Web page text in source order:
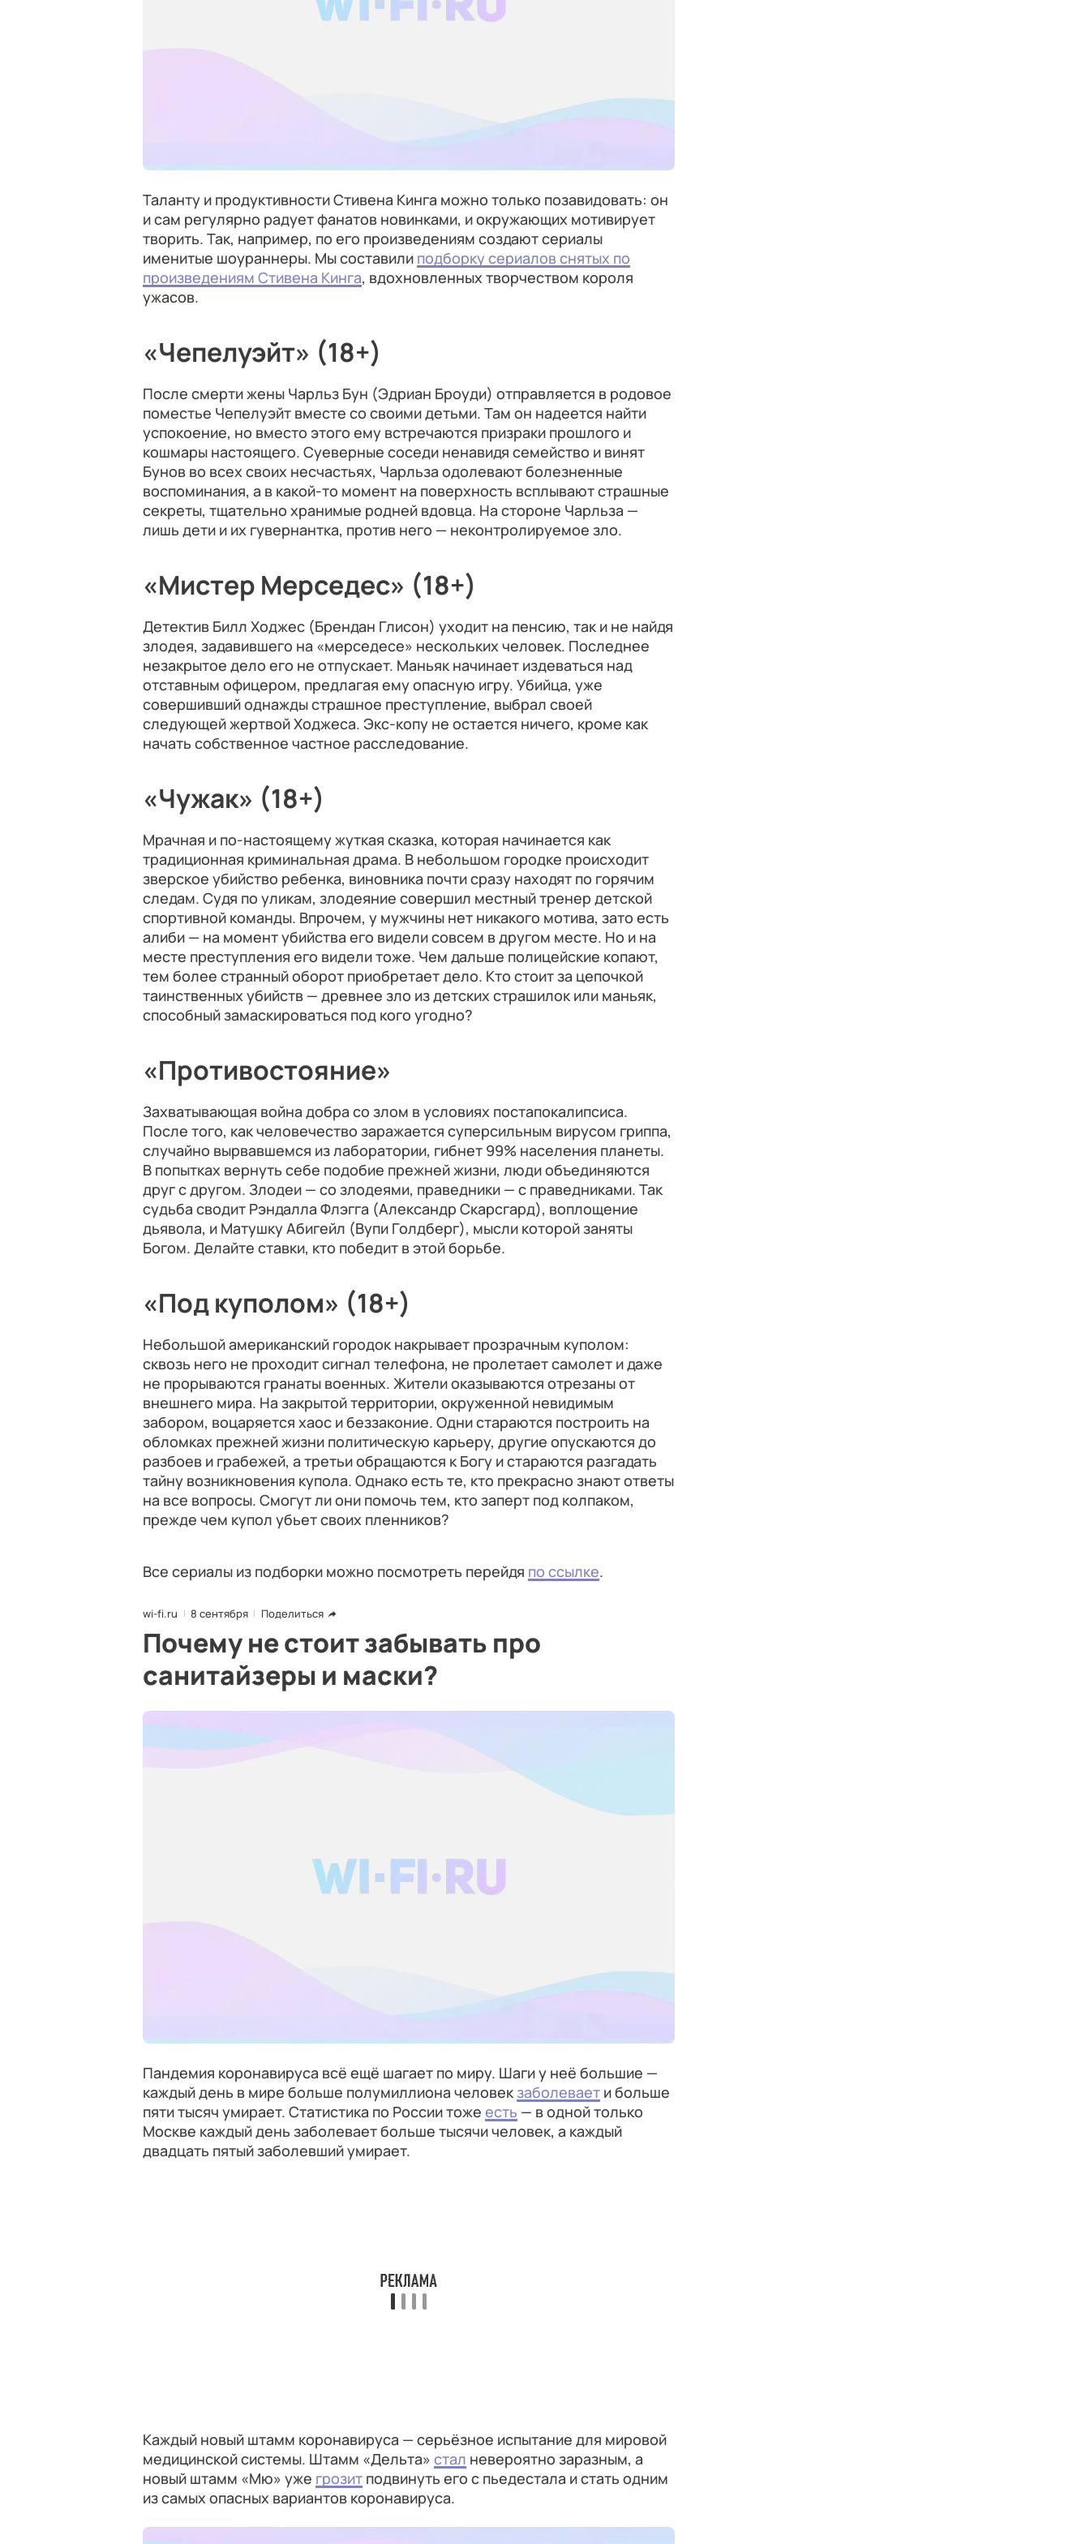
Таланту и продуктивности Стивена Кинга можно только позавидовать: он
и сам регулярно радует фанатов новинками, и окружающих мотивирует
творить. Так, например, по его произведениям создают сериалы
именитые шоураннеры. Мы составили подборку сериалов снятых по
произведениям Стивена Кинга, вдохновленных творчеством короля
ужасов.
«Чепелуэйт» (18+)
После смерти жены Чарльз Бун (Эдриан Броуди) отправляется в родовое
поместье Чепелуэйт вместе со своими детьми. Там он надеется найти
успокоение, но вместо этого ему встречаются призраки прошлого и
кошмары настоящего. Суеверные соседи ненавидя семейство и винят
Бунов во всех своих несчастьях, Чарльза одолевают болезненные
воспоминания, а в какой-то момент на поверхность всплывают страшные
секреты, тщательно хранимые родней вдовца. На стороне Чарльза —
лишь дети и их гувернантка, против него — неконтролируемое зло.
«Мистер Мерседес» (18+)
Детектив Билл Ходжес (Брендан Глисон) уходит на пенсию, так и не найдя
злодея, задавившего на «мерседесе» нескольких человек. Последнее
незакрытое дело его не отпускает. Маньяк начинает издеваться над
отставным офицером, предлагая ему опасную игру. Убийца, уже
совершивший однажды страшное преступление, выбрал своей
следующей жертвой Ходжеса. Экс-копу не остается ничего, кроме как
начать собственное частное расследование.
«Чужак» (18+)
Мрачная и по-настоящему жуткая сказка, которая начинается как
традиционная криминальная драма. В небольшом городке происходит
зверское убийство ребенка, виновника почти сразу находят по горячим
следам. Судя по уликам, злодеяние совершил местный тренер детской
спортивной команды. Впрочем, у мужчины нет никакого мотива, зато есть
алиби — на момент убийства его видели совсем в другом месте. Но и на
месте преступления его видели тоже. Чем дальше полицейские копают,
тем более странный оборот приобретает дело. Кто стоит за цепочкой
таинственных убийств — древнее зло из детских страшилок или маньяк,
способный замаскироваться под кого угодно?
«Противостояние»
Захватывающая война добра со злом в условиях постапокалипсиса.
После того, как человечество заражается суперсильным вирусом гриппа,
случайно вырвавшемся из лаборатории, гибнет 99% населения планеты.
В попытках вернуть себе подобие прежней жизни, люди объединяются
друг с другом. Злодеи — со злодеями, праведники — с праведниками. Так
судьба сводит Рэндалла Флэгга (Александр Скарсгард), воплощение
дьявола, и Матушку Абигейл (Вупи Голдберг), мысли которой заняты
Богом. Делайте ставки, кто победит в этой борьбе.
«Под куполом» (18+)
Небольшой американский городок накрывает прозрачным куполом:
сквозь него не проходит сигнал телефона, не пролетает самолет и даже
не прорываются гранаты военных. Жители оказываются отрезаны от
внешнего мира. На закрытой территории, окруженной невидимым
забором, воцаряется хаос и беззаконие. Одни стараются построить на
обломках прежней жизни политическую карьеру, другие опускаются до
разбоев и грабежей, а третьи обращаются к Богу и стараются разгадать
тайну возникновения купола. Однако есть те, кто прекрасно знают ответы
на все вопросы. Смогут ли они помочь тем, кто заперт под колпаком,
прежде чем купол убьет своих пленников?
Все сериалы из подборки можно посмотреть перейдя по ссылке.
wi-fi.ru 8 сентября Поделиться
Почему не стоит забывать про
санитайзеры и маски?
Пандемия коронавируса всё ещё шагает по миру. Шаги у неё большие —
каждый день в мире больше полумиллиона человекзаболевает и больше
пяти тысяч умирает. Статистика по России тоже есть — в одной только
Москве каждый день заболевает больше тысячи человек, а каждый
двадцать пятый заболевший умирает.
Каждый новый штамм коронавируса — серьёзное испытание для мировой
медицинской системы. Штамм «Дельта» стал невероятно заразным, а
новый штамм «Мю» уже грозит подвинуть его с пьедестала и стать одним
из самых опасных вариантов коронавируса.